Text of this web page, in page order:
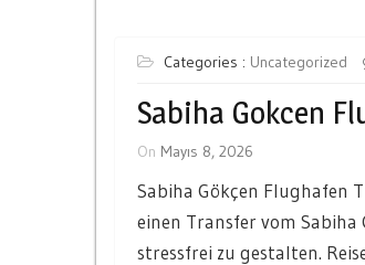
Categories : Uncategorized
Sabiha Gokcen
On Mayıs 8, 2026
Sabiha Gökçen Flughafen
einen Transfer vom
stressfrei zu gestalten.